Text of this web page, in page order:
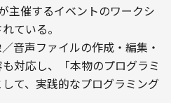
主催するイベントのワークシ
ている。
音声ファイルの作成・編集・
対応し、「本物のプログラミ
て、実践的なプログラミング